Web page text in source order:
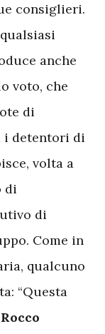
consiglieri.
anche
voto, che
di
i detentori di
volta a
di
di
Come in
qualcuno
“Questa
Rocco